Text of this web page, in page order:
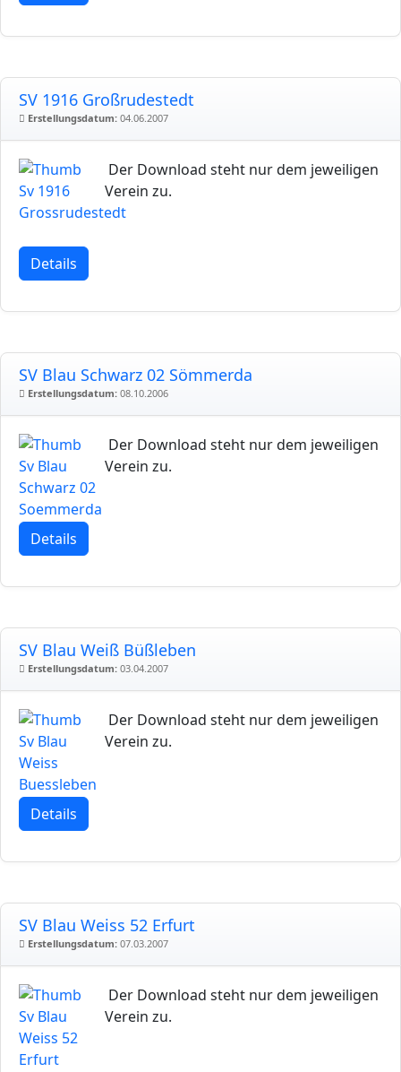
SV 1916 Großrudestedt
Erstellungsdatum: 04.06.2007
Der Download steht nur dem jeweiligen
Verein zu.
Details
SV Blau Schwarz 02 Sömmerda
Erstellungsdatum: 08.10.2006
Der Download steht nur dem jeweiligen
Verein zu.
Details
SV Blau Weiß Büßleben
Erstellungsdatum: 03.04.2007
Der Download steht nur dem jeweiligen
Verein zu.
Details
SV Blau Weiss 52 Erfurt
Erstellungsdatum: 07.03.2007
Der Download steht nur dem jeweiligen
Verein zu.